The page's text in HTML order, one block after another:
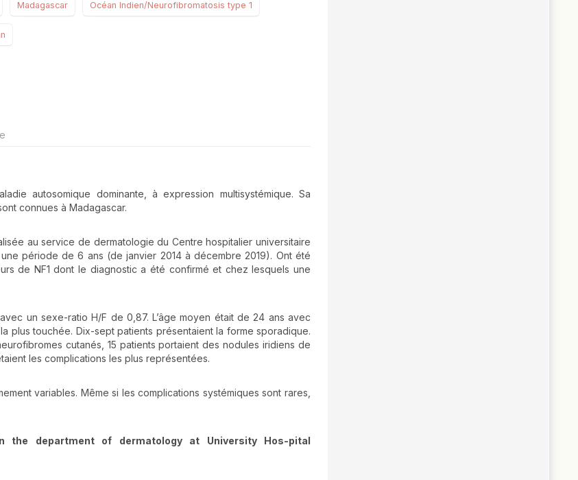
Madagascar Océan Indien/Neurofibromatosis type 1
autosomique dominante, à expression multisystémique. Sa
connues à Madagascar.
au service de dermatologie du Centre hospitalier universitaire
période de 6 ans (de janvier 2014 à décembre 2019). Ont été
de NF1 dont le diagnostic a été confirmé et chez lesquels une
un sexe-ratio H/F de 0,87. L’âge moyen était de 24 ans avec
plus touchée. Dix-sept patients présentaient la forme sporadique.
cutanés, 15 patients portaient des nodules iridiens de
les complications les plus représentées.
variables. Même si les complications systémiques sont rares,
department of dermatology at University Hos-pital